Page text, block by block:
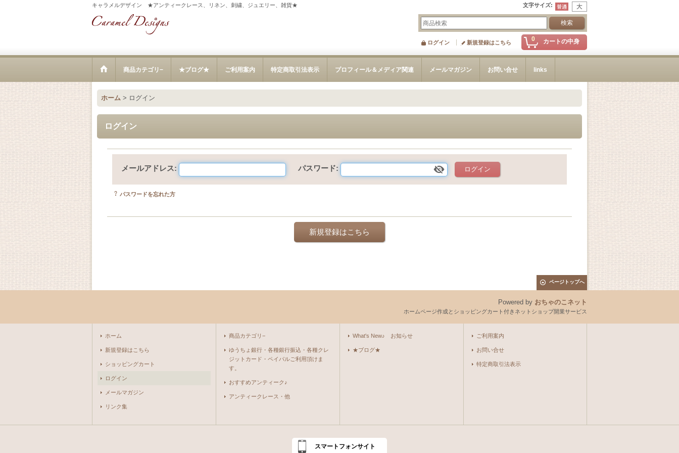
キャラメルデザイン ★アンティークレース、リネン、刺繍、ジュエリー、雑貨★ 文字サイズ:
0 カートの中身
ログイン 新規登録はこちら
商品カテゴリ− ★ブログ★ ご利用案内 特定商取引法表示 プロフィール＆メディア関連 メールマガジン お問い合せ links
ホーム > ログイン
ログイン
メールアドレス: パスワード:
パスワードを忘れた方
新規登録はこちら
ページトップへ
Powered by おちゃのこネット
ホームページ作成とショッピングカート付きネットショップ開業サービス
ホーム
新規登録はこちら
ショッピングカート
ログイン
メールマガジン
リンク集
商品カテゴリ−
ゆうちょ銀行・各種銀行振込・各種クレ
ジットカード・ペイパルご利用頂けま
す。
おすすめアンティーク♪
アンティークレース・他
What's New♪ お知らせ
★ブログ★
ご利用案内
お問い合せ
特定商取引法表示
スマートフォンサイト